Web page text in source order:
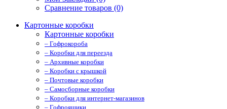
Сравнение товаров (0)
Картонные коробки
Картонные коробки
– Гофрокороба
– Коробки для переезда
– Архивные коробки
– Коробки с крышкой
– Почтовые коробки
– Самосборные коробки
– Коробки для интернет-магазинов
– Гофроящики